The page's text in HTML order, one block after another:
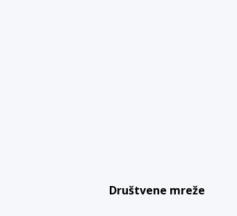
Društvene mreže